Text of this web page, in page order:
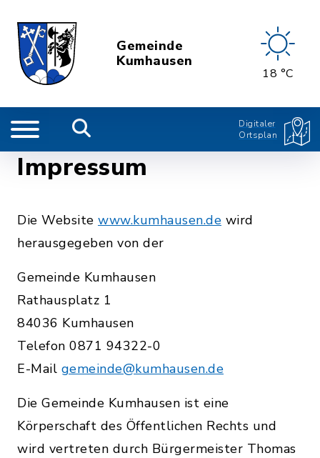
Gemeinde
Kumhausen
18 °C
Digitaler
Ortsplan
Impressum
Die Website www.kumhausen.de wird
herausgegeben von der
Gemeinde Kumhausen
Rathausplatz 1
84036 Kumhausen
Telefon 0871 94322-0
E-Mail gemeinde@kumhausen.de
Die Gemeinde Kumhausen ist eine
Körperschaft des Öffentlichen Rechts und
wird vertreten durch Bürgermeister Thomas